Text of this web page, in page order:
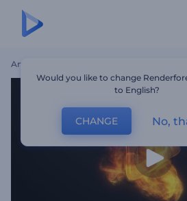
Ana Sayfa
Would you like to change
to English?
CHANGE No,